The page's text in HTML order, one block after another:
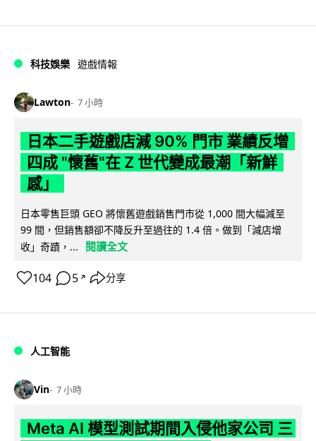
科技娛樂 遊戲情報
Lawton 7 小時
日本二手遊戲店減 90% 門市 業績反增
四成 "懷舊"在 Z 世代變成最潮「新鮮
感」
日本零售巨頭 GEO 將懷舊遊戲銷售門市從 1,000 間大幅減至
99 間，但銷售額卻不降反升至過往的 1.4 倍。做到「減店增
收」奇蹟，...
閱讀全文
104 5 ↗ 分享
人工智能
Vin 7 小時
Meta AI 模型測試期間入侵他家公司 三